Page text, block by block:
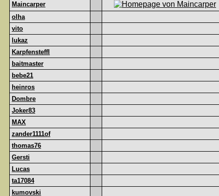
Maincarper
olha
vito
lukaz
Karpfensteffl
baitmaster
bebe21
heinros
Dombre
Joker83
MAX
zander1111of
thomas76
Gersti
Lucas
ta17084
kumovski